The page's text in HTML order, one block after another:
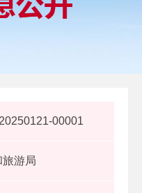
00001
游局